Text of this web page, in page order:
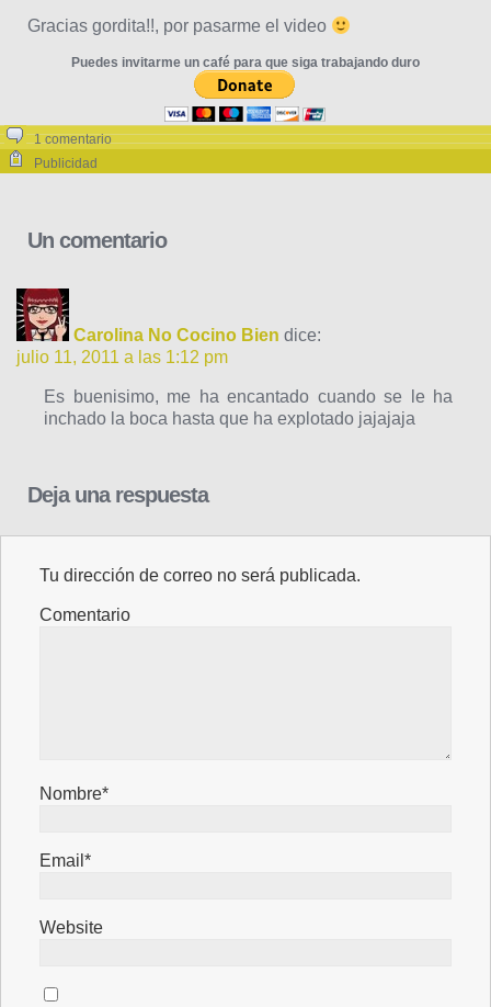
Gracias gordita!!, por pasarme el video
Puedes invitarme un café para que siga trabajando duro
1 comentario
Publicidad
Un comentario
Carolina No Cocino Bien dice:
julio 11, 2011 a las 1:12 pm
Es buenisimo, me ha encantado cuando se le ha
inchado la boca hasta que ha explotado jajajaja
Deja una respuesta
Tu dirección de correo no será publicada.
Comentario
Nombre*
Email*
Website